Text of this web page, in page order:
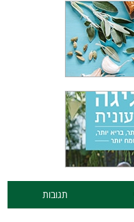
תגובות